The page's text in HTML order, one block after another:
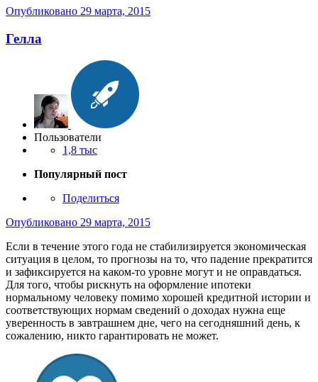
Опубликовано 29 марта, 2015
Гелла
Пользователи
1,8 тыс
Популярный пост
Поделиться
Опубликовано 29 марта, 2015
Если в течение этого года не стабилизируется экономическая
ситуация в целом, то прогнозы на то, что падение прекратится
и зафиксируется на каком-то уровне могут и не оправдаться.
Для того, чтобы рискнуть на оформление ипотеки
нормальному человеку помимо хорошей кредитной истории и
соответствующих нормам сведений о доходах нужна еще
уверенность в завтрашнем дне, чего на сегодняшний день, к
сожалению, никто гарантировать не может.